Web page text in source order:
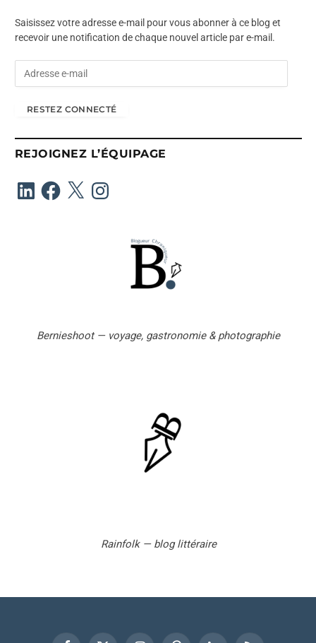
Saisissez votre adresse e-mail pour vous abonner à ce blog et
recevoir une notification de chaque nouvel article par e-mail.
s
e
m
RESTEZ CONNECTÉ
REJOIGNEZ L’ÉQUIPAGE
LinkedInFacebook
X Instagram
Bernieshoot — voyage, gastronomie & photographie
Rainfolk — blog littéraire